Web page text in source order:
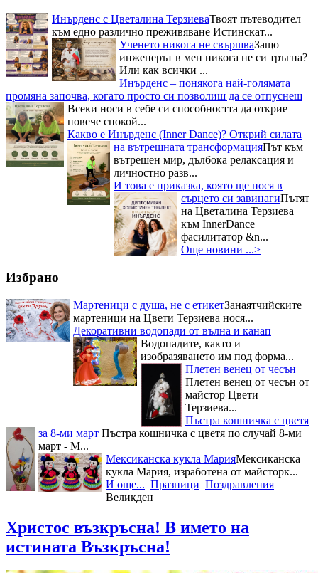
Инърденс с Цветалина ТерзиеваТвоят пътеводител
към едно различно преживяване Истинскат...
Ученето никога не свършваЗащо
инженерът в мен никога не си тръгна?
Или как всички ...
Инърденс – понякога най-голямата
промяна започва, когато просто си позволиш да се отпуснеш
Всеки носи в себе си способността да открие
повече спокой...
Какво е Инърденс (Inner Dance)? Открий силата
на вътрешната трансформацияПът към
вътрешен мир, дълбока релаксация и
личностно разв...
И това е приказка, която ще нося в
сърцето си завинагиПътят
на Цветалина Терзиева
към InnerDance
фасилитатор &n...
Още новини ...>
Избрано
Мартеници с душа, не с етикетЗанаятчийските
мартеници на Цвети Терзиева нося...
Декоративни водопади от вълна и канап
Водопадите, както и
изобразяването им под форма...
Плетен венец от чесън
Плетен венец от чесън от
майстор Цвети
Терзиева...
Пъстра кошничка с цветя
за 8-ми март Пъстра кошничка с цветя по случай 8-ми
март - М...
Мексиканска кукла МарияМексиканска
кукла Мария, изработена от майсторк...
И още... Празници Поздравления
Великден
Христос възкръсна! В името на
истината Възкръсна!